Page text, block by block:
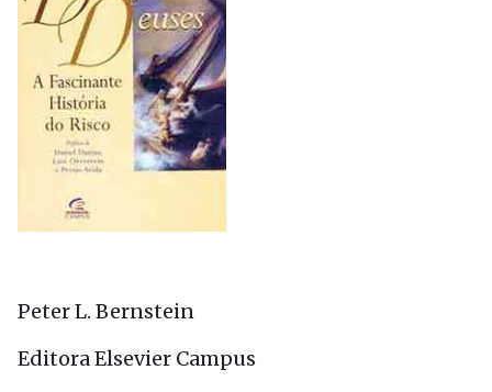
Peter L. Bernstein
Editora Elsevier Campus